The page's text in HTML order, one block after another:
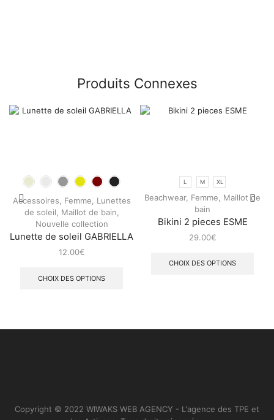
Produits Connexes
Accessoires Femme
Lunettes
de soleil
Maillot de bain
Nouvelle collection
Lunette de soleil GABRIELLA
12.00€
CHOIX DES OPTIONS
L M XL
Beachwear, Femme
Maillot de
bain
Bikini 2 pieces ESME
29.00€
CHOIX DES OPTIONS
Copyright © 2022 WIWAKS WEB AGENCY - L'agence des TPE et